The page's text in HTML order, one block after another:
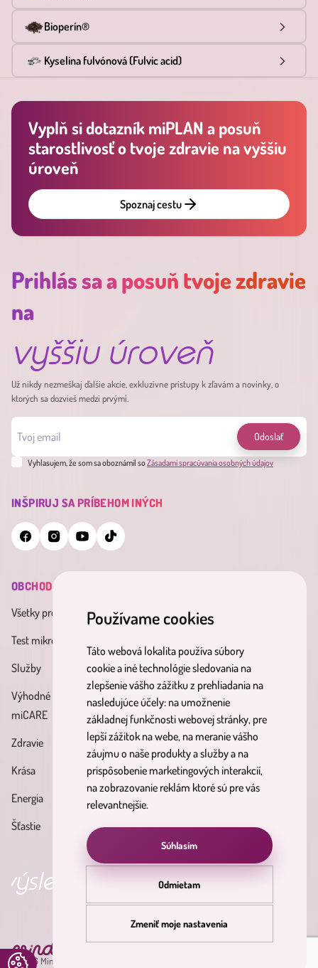
Používame cookies
Táto webová lokalita používa súbory
cookie a iné technológie sledovania na
zlepšenie vášho zážitku z prehliadania na
nasledujúce účely: na umožnenie
základnej funkčnosti webovej stránky, pre
lepší zážitok na webe, na meranie vášho
záujmu o naše produkty a služby a na
prispôsobenie marketingových interakcií,
na zobrazovanie reklám ktoré sú pre vás
relevantnejšie.
Súhlasím
Odmietam
Zmeniť moje nastavenia
Bioperín®
Kyselina fulvónová (Fulvic acid)
Vyplň si dotazník miPLAN a posuň
starostlivosť o tvoje zdravie na vyššiu
úroveň
Spoznaj cestu
Prihlás sa a posuň tvoje zdravie
na
vyššiu úroveň
Už nikdy nezmeškaj ďalšie akcie, exkluzívne prístupy k zľavám a novinky, o
ktorých sa dozvieš medzi prvými.
Odoslať
Vyhlasujem, že som sa oboznámil soZásadami spracúvania osobných údajov
INŠPIRUJ SA PRÍBEHOM INÝCH
OBCHOD
Všetky produkty
Test mikrobiómu
Služby
Výhodné balíky
miCARE
Zdravie
Krása
Energia
Šťastie
Všeobecné obchodné
Zásady spracúvania osobných
údajov
Reklamačný poriadok
Poučenie o právach
dotknutých osôb
Formulár na odstúpenie od
zmluvy
Účinné látky
Partnerský
program
objav svoju nirvánu
© 2026 Minderama. Všetky práva vyhradené.